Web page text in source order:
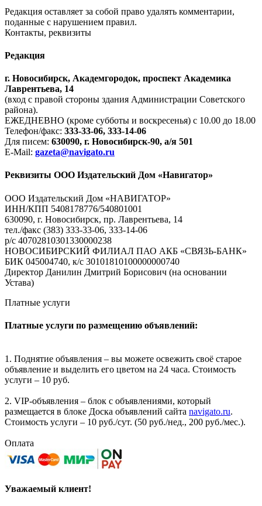
Редакция оставляет за собой право удалять комментарии,
поданные с нарушением правил.
Контакты, реквизиты
Редакция
г. Новосибирск, Академгородок, проспект Академика
Лаврентьева, 14
(вход с правой стороны здания Администрации Советского
района).
ЕЖЕДНЕВНО (кроме субботы и воскресенья) с 10.00 до 18.00
Телефон/факс: 333-33-06, 333-14-06
Для писем: 630090, г. Новосибирск-90, а/я 501
E-Mail: gazeta@navigato.ru
Реквизиты ООО Издательский Дом «Навигатор»
ООО Издательский Дом «НАВИГАТОР»
ИНН/КПП 5408178776/540801001
630090, г. Новосибирск, пр. Лаврентьева, 14
тел./факс (383) 333-33-06, 333-14-06
р/с 40702810301330000238
НОВОСИБИРСКИЙ ФИЛИАЛ ПАО АКБ «СВЯЗЬ-БАНК»
БИК 045004740, к/с 30101810100000000740
Директор Данилин Дмитрий Борисович (на основании
Устава)
Платные услуги
Платные услуги по размещению объявлений:
1. Поднятие объявления – вы можете освежить своё старое
объявление и выделить его цветом на 24 часа. Стоимость
услуги – 10 руб.
2. VIP-объявления – блок с объявлениями, который
размещается в блоке Доска объявлений сайта navigato.ru.
Стоимость услуги – 10 руб./сут. (50 руб./нед., 200 руб./мес.).
Оплата
Уважаемый клиент!